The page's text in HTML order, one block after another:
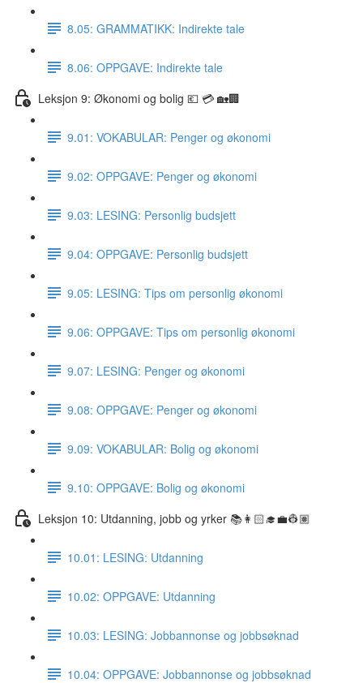
8.05: GRAMMATIKK: Indirekte tale
8.06: OPPGAVE: Indirekte tale
Leksjon 9: Økonomi og bolig 💶 💳 🏡🏢
9.01: VOKABULAR: Penger og økonomi
9.02: OPPGAVE: Penger og økonomi
9.03: LESING: Personlig budsjett
9.04: OPPGAVE: Personlig budsjett
9.05: LESING: Tips om personlig økonomi
9.06: OPPGAVE: Tips om personlig økonomi
9.07: LESING: Penger og økonomi
9.08: OPPGAVE: Penger og økonomi
9.09: VOKABULAR: Bolig og økonomi
9.10: OPPGAVE: Bolig og økonomi
Leksjon 10: Utdanning, jobb og yrker 📚👩🏻‍🎓💼👷🏽
10.01: LESING: Utdanning
10.02: OPPGAVE: Utdanning
10.03: LESING: Jobbannonse og jobbsøknad
10.04: OPPGAVE: Jobbannonse og jobbsøknad